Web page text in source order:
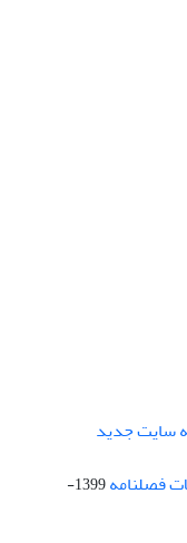
سایت جدید
فصلنامه
1399-